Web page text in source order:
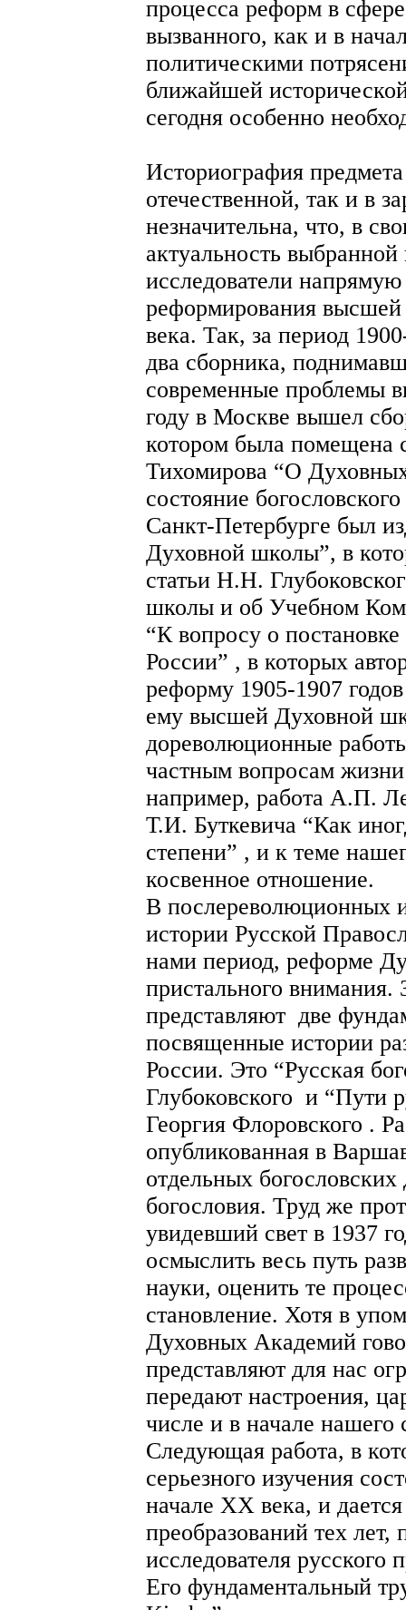
процесса реформ в
вызванного, как и в
политическими
ближайшей
сегодня особенно
Историография
отечественной, так и в
незначительна, что, в
актуальность
исследователи
реформирования
века. Так, за период
два сборника,
современные проблемы
году в Москве вышел
котором была помещена
Тихомирова “О
состояние
Санкт-Петербурге был
Духовной школы”, в
статьи Н.Н.
школы и об Учебном
“К вопросу о постановке
России” , в которых
реформу 1905-1907
ему высшей Духовной
дореволюционные
частным вопросам
например, работа А.П.
Т.И. Буткевича “Как
степени” , и к теме
косвенное отношение.
В послереволюционных
истории Русской
нами период, реформе
пристального внимания.
представляют две
посвященные истории
России. Это “Русская
Глубоковского и “Пути
Георгия Флоровского .
опубликованная в
отдельных
богословия. Труд же
увидевший свет в 1937
осмыслить весь путь
науки, оценить те
становление. Хотя в
Духовных Академий
представляют для нас
передают настроения,
числе и в начале нашего
Следующая работа, в
серьезного изучения
начале ХХ века, и
преобразований тех
исследователя
Его фундаментальный